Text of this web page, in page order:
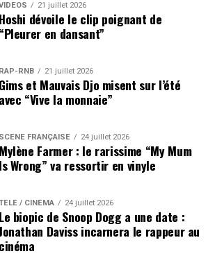
21 juillet 2026
Hoshi dévoile le clip poignant de
“Pleurer en dansant”
RAP-RNB 21 juillet 2026
Gims et Mauvais Djo misent sur l’été
avec “Vive la monnaie”
SCÈNE FRANÇAISE 24 juillet 2026
Mylène Farmer : le rarissime “My Mum
Is Wrong” va ressortir en vinyle
/ CINÉMA 24 juillet 2026
Le biopic de Snoop Dogg a une date :
Daviss incarnera le rappeur au
cinéma